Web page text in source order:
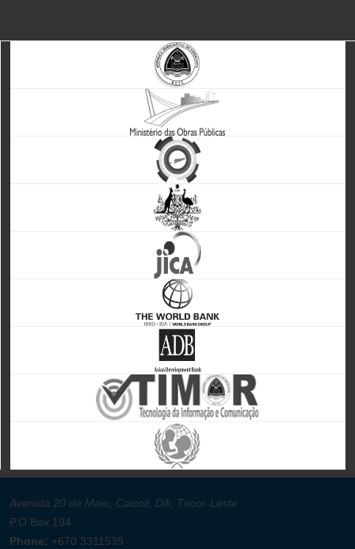
Avenida 20 de Maio, Caicoli, Dili, Timor-Leste
P.O.Box 194.
Phone: +670 3311539